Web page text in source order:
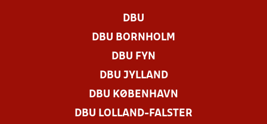
DBU
DBU BORNHOLM
DBU FYN
DBU JYLLAND
DBU KØBENHAVN
DBU LOLLAND-FALSTER